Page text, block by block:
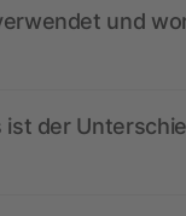
und
der